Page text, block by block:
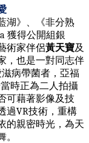
湖》、《非分熟
獲得公開組銀
術家伴侶黃天寶及
，也是一對同志伴
病帶菌者，亞福
時正為二人拍攝
可藉著影像及技
過VR技術，重構
的親密時光，為天
。